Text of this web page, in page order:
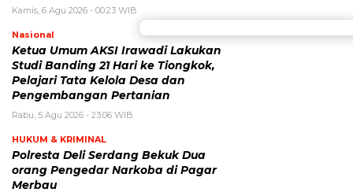
Kamis, 6 Agu 2026 - 00:23 WIB
Nasional
Ketua Umum AKSI Irawadi Lakukan
Studi Banding 21 Hari ke Tiongkok,
Pelajari Tata Kelola Desa dan
Pengembangan Pertanian
Rabu, 5 Agu 2026 - 23:06 WIB
HUKUM & KRIMINAL
Polresta Deli Serdang Bekuk Dua
orang Pengedar Narkoba di Pagar
Merbau